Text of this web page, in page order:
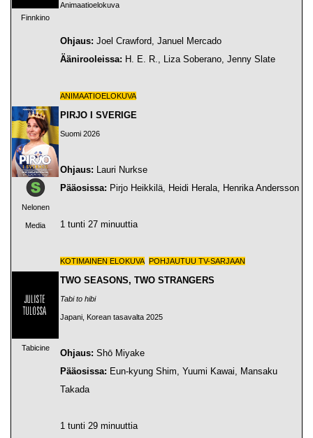
Finnkino
Animaatioelokuva
Ohjaus: Joel Crawford, Januel Mercado
Äänirooleissa: H. E. R., Liza Soberano, Jenny Slate
ANIMAATIOELOKUVA
Nelonen
Media
PIRJO I SVERIGE
Suomi 2026
Ohjaus: Lauri Nurkse
Pääosissa: Pirjo Heikkilä, Heidi Herala, Henrika Andersson
1 tunti 27 minuuttia
KOTIMAINEN ELOKUVA POHJAUTUU TV-SARJAAN
Tabicine
TWO SEASONS, TWO STRANGERS
Tabi to hibi
Japani, Korean tasavalta 2025
Ohjaus: Shō Miyake
Pääosissa: Eun-kyung Shim, Yuumi Kawai, Mansaku
Takada
1 tunti 29 minuuttia